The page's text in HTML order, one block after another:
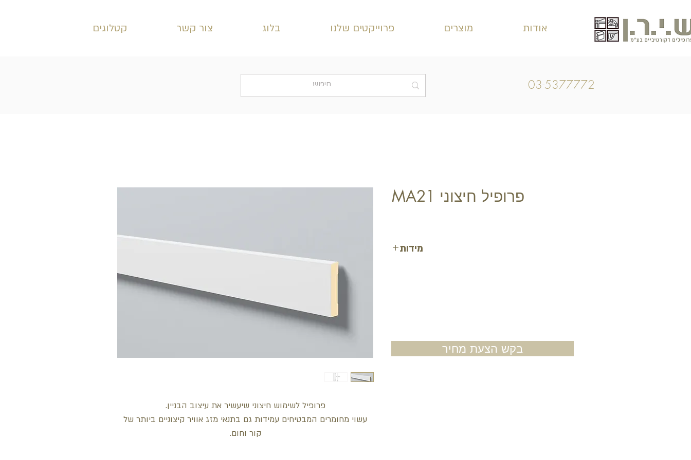
אודות מוצרים פרוייקטים שלנו בלוג צור קשר קטלוגים
03-5377772
פרופיל לשימוש חיצוני שיעשיר את עיצוב הבניין.
עשוי מחומרים המבטיחים עמידות גם בתנאי מזג אוויר קיצוניים ביותר של
קור וחום.
פרופיל חיצוני MA21
מידות
בקש הצעת מחיר